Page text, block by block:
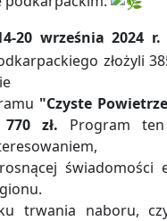
20 września 2024 r.
złożyli
"Czyste
zł. Program
świadomości
trwania naboru,